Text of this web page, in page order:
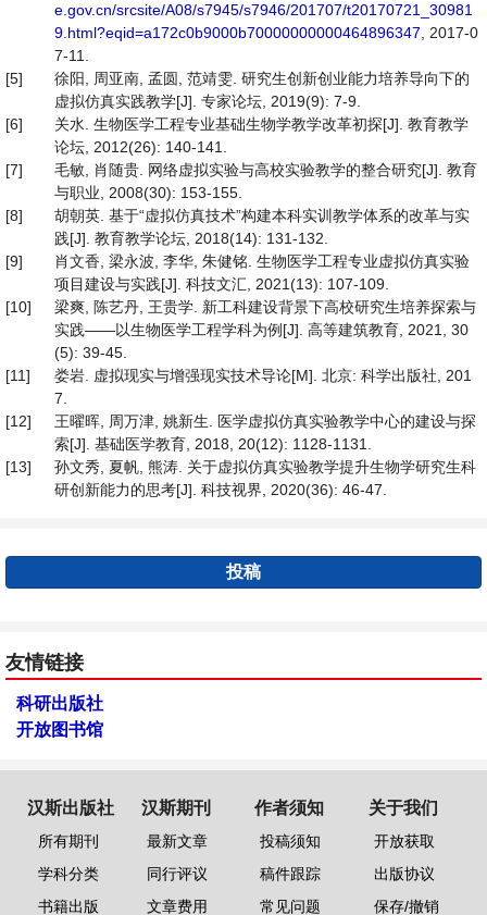
e.gov.cn/srcsite/A08/s7945/s7946/201707/t20170721_30981
9.html?eqid=a172c0b9000b70000000000464896347 , 2017-0
7-11.
[5]
徐阳, 周亚南, 孟圆, 范靖雯. 研究生创新创业能力培养导向下的
虚拟仿真实践教学[J]. 专家论坛, 2019(9): 7-9.
[6]
关水. 生物医学工程专业基础生物学教学改革初探[J]. 教育教学
论坛, 2012(26): 140-141.
[7]
毛敏, 肖随贵. 网络虚拟实验与高校实验教学的整合研究[J]. 教育
与职业, 2008(30): 153-155.
[8]
胡朝英. 基于“虚拟仿真技术”构建本科实训教学体系的改革与实
践[J]. 教育教学论坛, 2018(14): 131-132.
[9]
肖文香, 梁永波, 李华, 朱健铭. 生物医学工程专业虚拟仿真实验
项目建设与实践[J]. 科技文汇, 2021(13): 107-109.
[10]
梁爽, 陈艺丹, 王贵学. 新工科建设背景下高校研究生培养探索与
实践——以生物医学工程学科为例[J]. 高等建筑教育, 2021, 30
(5): 39-45.
[11]
娄岩. 虚拟现实与增强现实技术导论[M]. 北京: 科学出版社, 201
7.
[12]
王曜晖, 周万津, 姚新生. 医学虚拟仿真实验教学中心的建设与探
索[J]. 基础医学教育, 2018, 20(12): 1128-1131.
[13]
孙文秀, 夏帆, 熊涛. 关于虚拟仿真实验教学提升生物学研究生科
研创新能力的思考[J]. 科技视界, 2020(36): 46-47.
投稿
友情链接
科研出版社
开放图书馆
汉斯出版社
所有期刊
学科分类
书籍出版
汉斯期刊
最新文章
同行评议
文章费用
作者须知
投稿须知
稿件跟踪
常见问题
关于我们
开放获取
出版协议
保存/撤销